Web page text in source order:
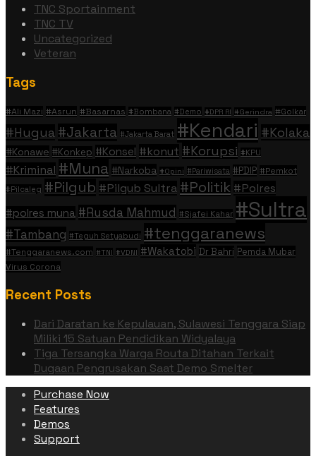
TNC Sportainment
TNC TV
Uncategorized
Veteran
Tags
#Ali Mazi #Asrun #Basarnas #Bombana #Demo #DPR RI #Gerindra #Golkar
#Hugua #Jakarta #Jakarta Barat #Kendari #Kolaka
#Konawe #Konkep #Konsel #konut #Korupsi #KPU
#Kriminal #Muna #Narkoba #Opini #Pariwisata #PDIP #Pemkot
#Pilcaleg #Pilgub #Pilgub Sultra #Politik #Polres
#polres muna #Rusda Mahmud #Sjafei Kahar #Sultra
#Tambang #Teguh Setyabudi #tenggaranews
#Tenggaranews.com #TNI #VDNI #Wakatobi Dr Bahri Pemda Mubar
Virus Corona
Recent Posts
Dari Daratan ke Kepulauan, Sulawesi Tenggara Siap
Miliki 15 Satuan Pendidikan Widyalaya
Tiga Tersangka Warga Routa Ditahan Terkait
Dugaan Pengrusakan Saat Demo Smelter
Purchase Now
Features
Demos
Support